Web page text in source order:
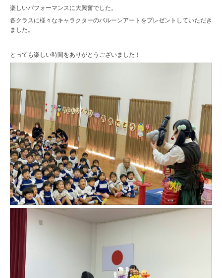
楽しいパフォーマンスに大興奮でした。
各クラスに様々なキャラクターのバルーンアートをプレゼントしていただき
ました。
とっても楽しい時間をありがとうございました！